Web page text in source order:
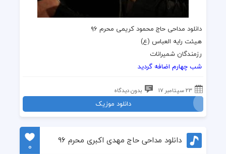
دانلود مداحی حاج محمود کریمی محرم ۹۶
هیئت رایه العباس (ع)
رزمندگان شمیرانات
شب چهارم اضافه گردید
23 سپتامبر 17 بدون دیدگاه
دانلود موزیک
دانلود مداحی حاج مهدی اکبری محرم ۹۶
0